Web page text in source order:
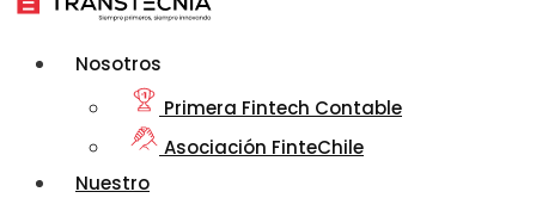
Nosotros
Primera Fintech Contable
Asociación FinteChile
Nuestro